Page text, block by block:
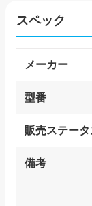
スペック
メーカー
型番
販売ステータ
備考